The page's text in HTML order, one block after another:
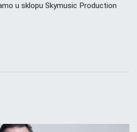
u sklopu Skymusic Production